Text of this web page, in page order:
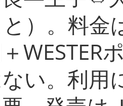
）。料金
WESTER
い。利用